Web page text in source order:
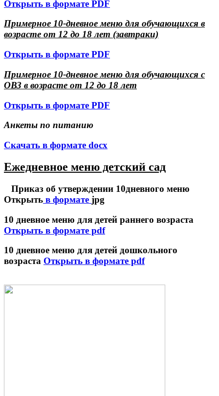
Открыть в формате PDF
Примерное 10-дневное меню для обучающихся в
возрасте от 12 до 18 лет (завтраки)
Открыть в формате PDF
Примерное 10-дневное меню для обучающихся с
ОВЗ в возрасте от 12 до 18 лет
Открыть в формате PDF
Анкеты по питанию
Скачать в формате docx
Ежедневное меню детский сад
Приказ об утверждении 10дневного меню
Открыть в формате jpg
10 дневное меню для детей раннего возраста
Открыть в формате pdf
10 дневное меню для детей дошкольного
возраста Открыть в формате pdf